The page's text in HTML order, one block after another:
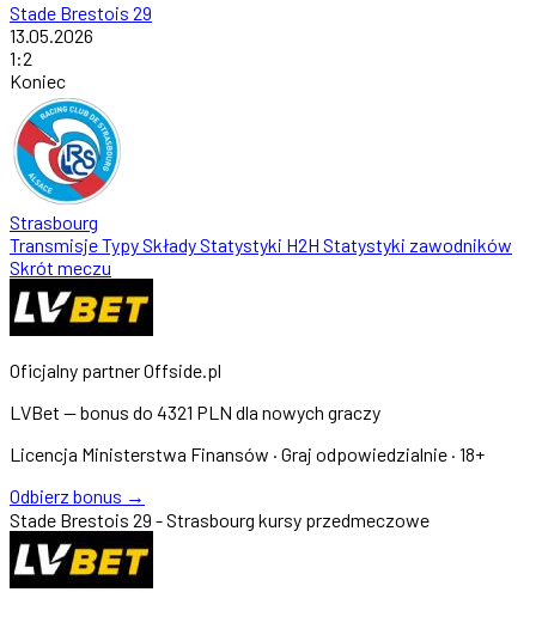
Stade Brestois 29
13.05.2026
1:2
Koniec
Strasbourg
TransmisjeTypySkładyStatystyki H2H Statystyki zawodników
Skrót meczu
Oficjalny partner Offside.pl
LVBet — bonus do 4321 PLN dla nowych graczy
Licencja Ministerstwa Finansów · Graj odpowiedzialnie · 18+
Odbierz bonus →
Stade Brestois 29 - Strasbourg kursy przedmeczowe